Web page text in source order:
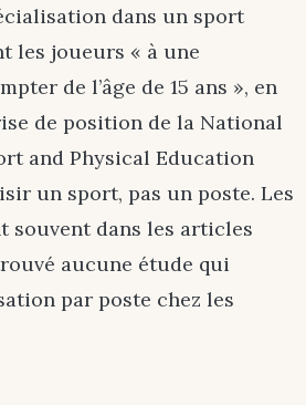
dans un sport
les joueurs « à une
de l’âge de 15 ans », en
de position de la National
and Physical Education
un sport, pas un poste. Les
souvent dans les articles
aucune étude qui
par poste chez les